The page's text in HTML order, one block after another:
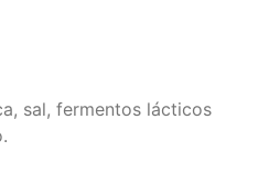
sal, fermentos lácticos